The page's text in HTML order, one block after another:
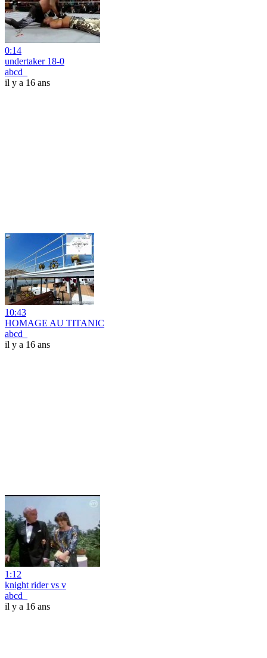
0:14
undertaker 18-0
abcd_
il y a 16 ans
10:43
HOMAGE AU TITANIC
abcd_
il y a 16 ans
1:12
knight rider vs v
abcd_
il y a 16 ans